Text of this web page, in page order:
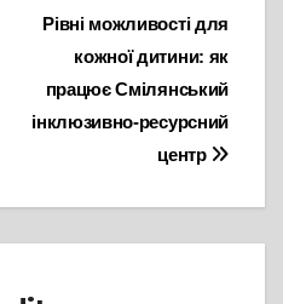
Рівні можливості для
кожної дитини: як
працює Смілянський
інклюзивно-ресурсний
центр